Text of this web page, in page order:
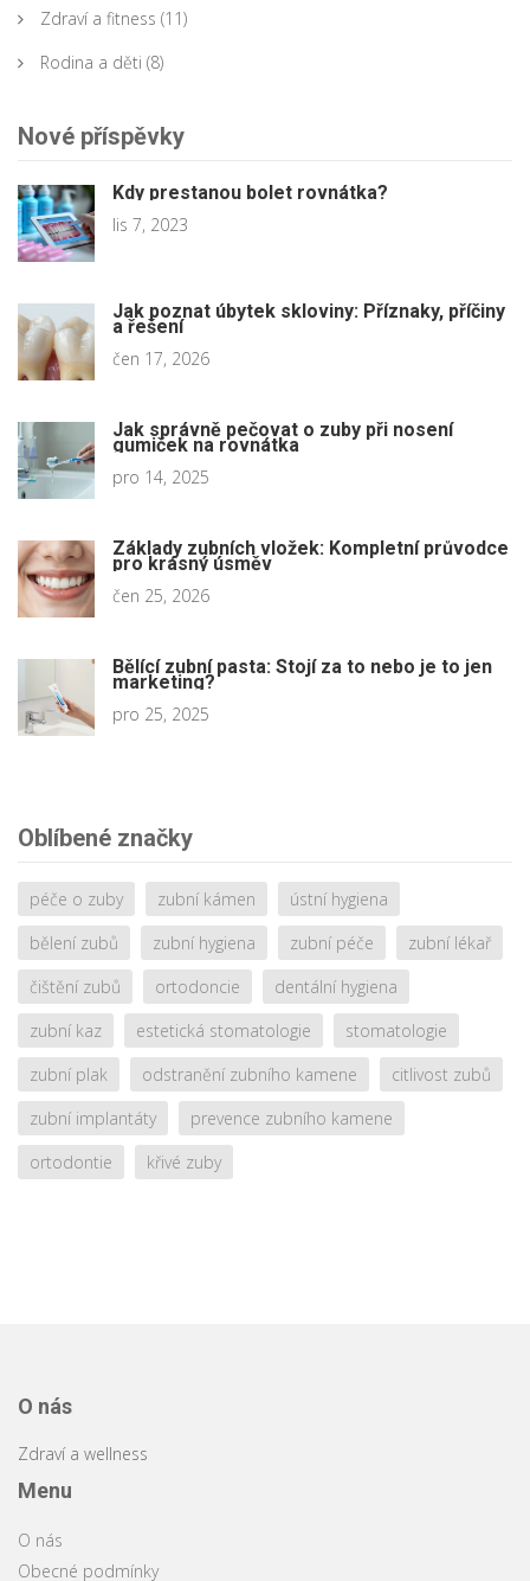
Zdraví a fitness (11)
Rodina a děti (8)
Nové příspěvky
Kdy prestanou bolet rovnátka?
lis 7, 2023
Jak poznat úbytek skloviny: Příznaky, příčiny
a řešení
čen 17, 2026
Jak správně pečovat o zuby při nosení
gumiček na rovnátka
pro 14, 2025
Základy zubních vložek: Kompletní průvodce
pro krásný úsměv
čen 25, 2026
Bělící zubní pasta: Stojí za to nebo je to jen
marketing?
pro 25, 2025
Oblíbené značky
péče o zuby zubní kámen
ústní hygiena
bělení zubů
zubní hygiena zubní péče
zubní lékař
čištění zubů
ortodoncie
dentální hygiena
zubní kaz
estetická stomatologie
stomatologie
zubní plak
odstranění zubního kamene
citlivost zubů
zubní implantáty
prevence zubního kamene
ortodontie
křivé zuby
O nás
Zdraví a wellness
Menu
O nás
Obecné podmínky